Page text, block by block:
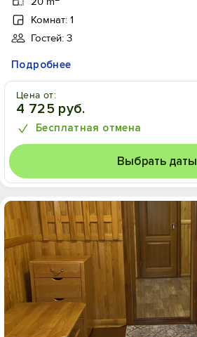
Комнат: 1
Гостей: 3
Подробнее
Цена от:
4 725 руб.
Бесплатная отмена
Выбрать даты